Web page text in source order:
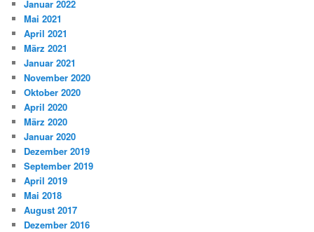
Januar 2022
Mai 2021
April 2021
März 2021
Januar 2021
November 2020
Oktober 2020
April 2020
März 2020
Januar 2020
Dezember 2019
September 2019
April 2019
Mai 2018
August 2017
Dezember 2016